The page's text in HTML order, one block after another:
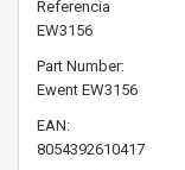
Referencia
EW3156
Part Number:
Ewent EW3156
EAN:
8054392610417